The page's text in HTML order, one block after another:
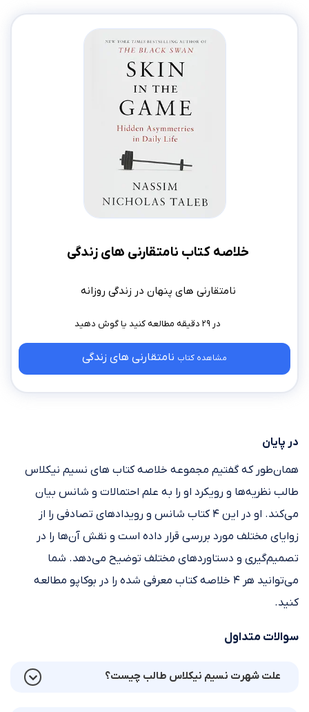
خلاصه کتاب نامتقارنی های زندگی
نامتقارنی های پنهان در زندگی روزانه
در ۲۹ دقیقه مطالعه کنید
مشاهده کتاب نامتقارنی های زندگی
در پایان
همان‌طور که گفتیم مجموعه خلاصه کتاب های نسیم نیکلاس
طالب نظریه‌ها و رویکرد او را به علم احتمالات و شانس بیان
می‌کند. او در این ۴ کتاب شانس و رویدادهای تصادفی را از
زوایای مختلف مورد بررسی قرار داده است و نقش آن‌ها را در
تصمیم‌گیری و دستاوردهای مختلف توضیح می‌دهد. شما
می‌توانید هر ۴ خلاصه کتاب معرفی شده را در بوکاپو مطالعه
کنید.
سوالات متداول
علت شهرت نسیم نیکلاس طالب چیست؟